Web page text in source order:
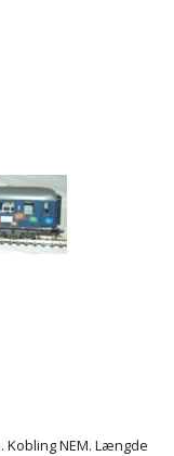
Kobling NEM. Længde